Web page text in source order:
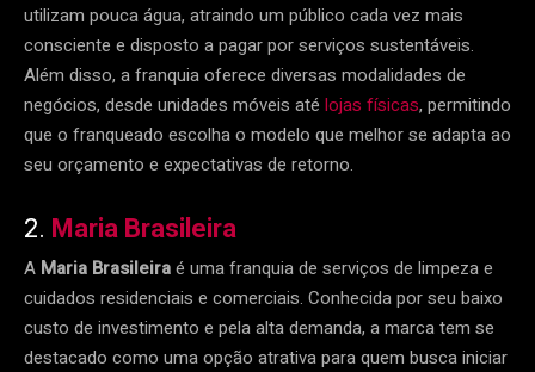
utilizam pouca água, atraindo um público cada vez mais
consciente e disposto a pagar por serviços sustentáveis.
Além disso, a franquia oferece diversas modalidades de
negócios, desde unidades móveis até lojas físicas, permitindo
que o franqueado escolha o modelo que melhor se adapta ao
seu orçamento e expectativas de retorno.
2. Maria Brasileira
A Maria Brasileiraé uma franquia de serviços de limpeza e
cuidados residenciais e comerciais. Conhecida por seu baixo
custo de investimento e pela alta demanda, a marca tem se
destacado como uma opção atrativa para quem busca iniciar